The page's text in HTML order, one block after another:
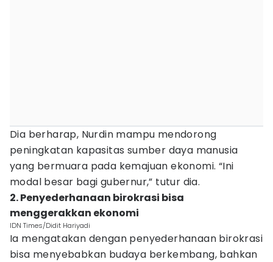
Dia berharap, Nurdin mampu mendorong
peningkatan kapasitas sumber daya manusia
yang bermuara pada kemajuan ekonomi. “Ini
modal besar bagi gubernur,” tutur dia.
2. Penyederhanaan birokrasi bisa
menggerakkan ekonomi
IDN Times/Didit Hariyadi
Ia mengatakan dengan penyederhanaan birokrasi
bisa menyebabkan budaya berkembang, bahkan